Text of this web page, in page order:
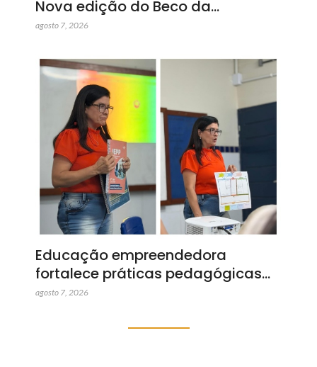
Nova edição do Beco da…
agosto 7, 2026
Educação empreendedora
fortalece práticas pedagógicas…
agosto 7, 2026